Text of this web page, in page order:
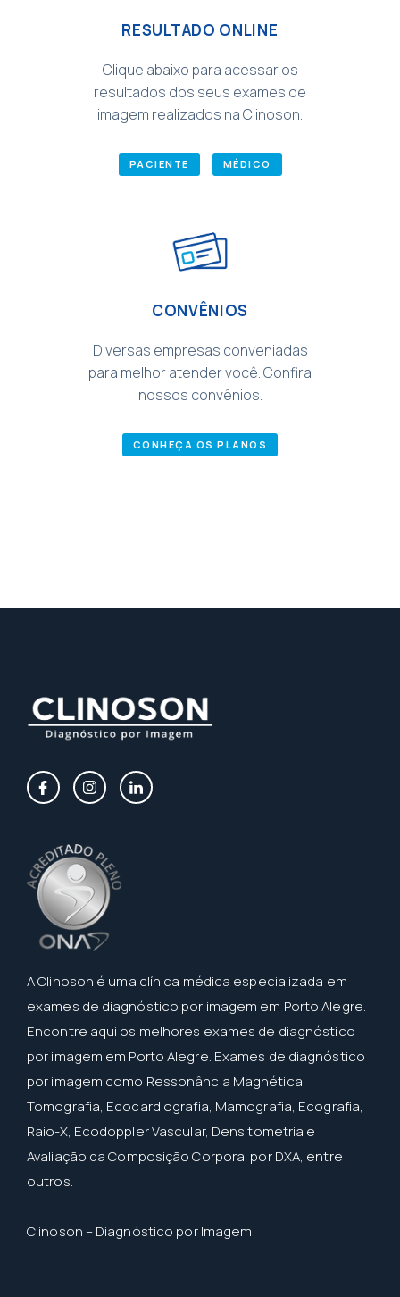
RESULTADO ONLINE
Clique abaixo para acessar os
resultados dos seus exames de
imagem realizados na Clinoson.
PACIENTE MÉDICO
CONVÊNIOS
Diversas empresas conveniadas
para melhor atender você. Confira
nossos convênios.
CONHEÇA OS PLANOS
A Clinoson é uma clínica médica especializada em
exames de diagnóstico por imagem em Porto Alegre.
Encontre aqui os melhores exames de diagnóstico
por imagem em Porto Alegre. Exames de diagnóstico
por imagem como Ressonância Magnética,
Tomografia, Ecocardiografia, Mamografia, Ecografia,
Raio-X, Ecodoppler Vascular, Densitometria e
Avaliação da Composição Corporal por DXA, entre
outros.
Clinoson – Diagnóstico por Imagem